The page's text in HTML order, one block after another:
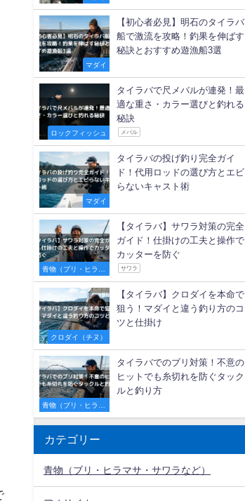
マダイ
較！初心者が失敗しない選び方
タチウオ
意！仕掛けロストを防ぎ釣り分
ける方法
マダイ
【初心者必見】東京湾のタイラ
バ船を完全攻略！失敗しない船
宿選びと爆釣テクニック
マダイ
船で激流を攻略！釣果を伸ばす
秘訣とおすすめ遊漁船3選
ロックフィッシュ
タイラバで尺メバルが連発！最
適な重さ・カラー選びと釣れる
秘訣
メバル
マダイ
ド！代用ロッドの選び方とエビ
らないキャスト術
青物（ブリ・ヒラマ
サ・サワラなど）
ガイド！仕掛けの工夫と操作で
【タイラバ】クロダイを本命で